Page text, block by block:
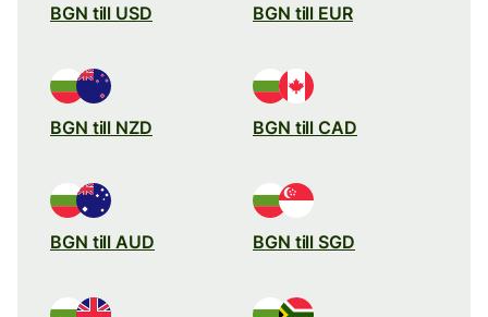
BGN till USD BGN till EUR
BGN till NZD BGN till CAD
BGN till AUD BGN till SGD